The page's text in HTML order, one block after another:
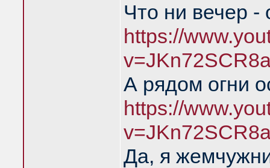
Что ни вечер -
https://
А рядом огни
https://
Да, я